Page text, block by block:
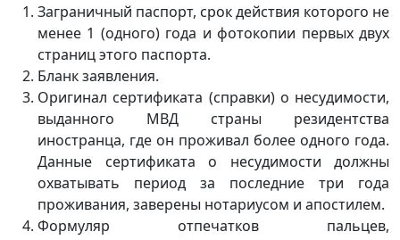
Заграничный паспорт, срок действия которого не
менее 1 (одного) года и фотокопии первых двух
страниц этого паспорта.
Бланк заявления.
Оригинал сертификата (справки) о несудимости,
выданного МВД страны резидентства
иностранца, где он проживал более одного года.
Данные сертификата о несудимости должны
охватывать период за последние три года
проживания, заверены нотариусом и апостилем.
Формуляр отпечатков пальцев,